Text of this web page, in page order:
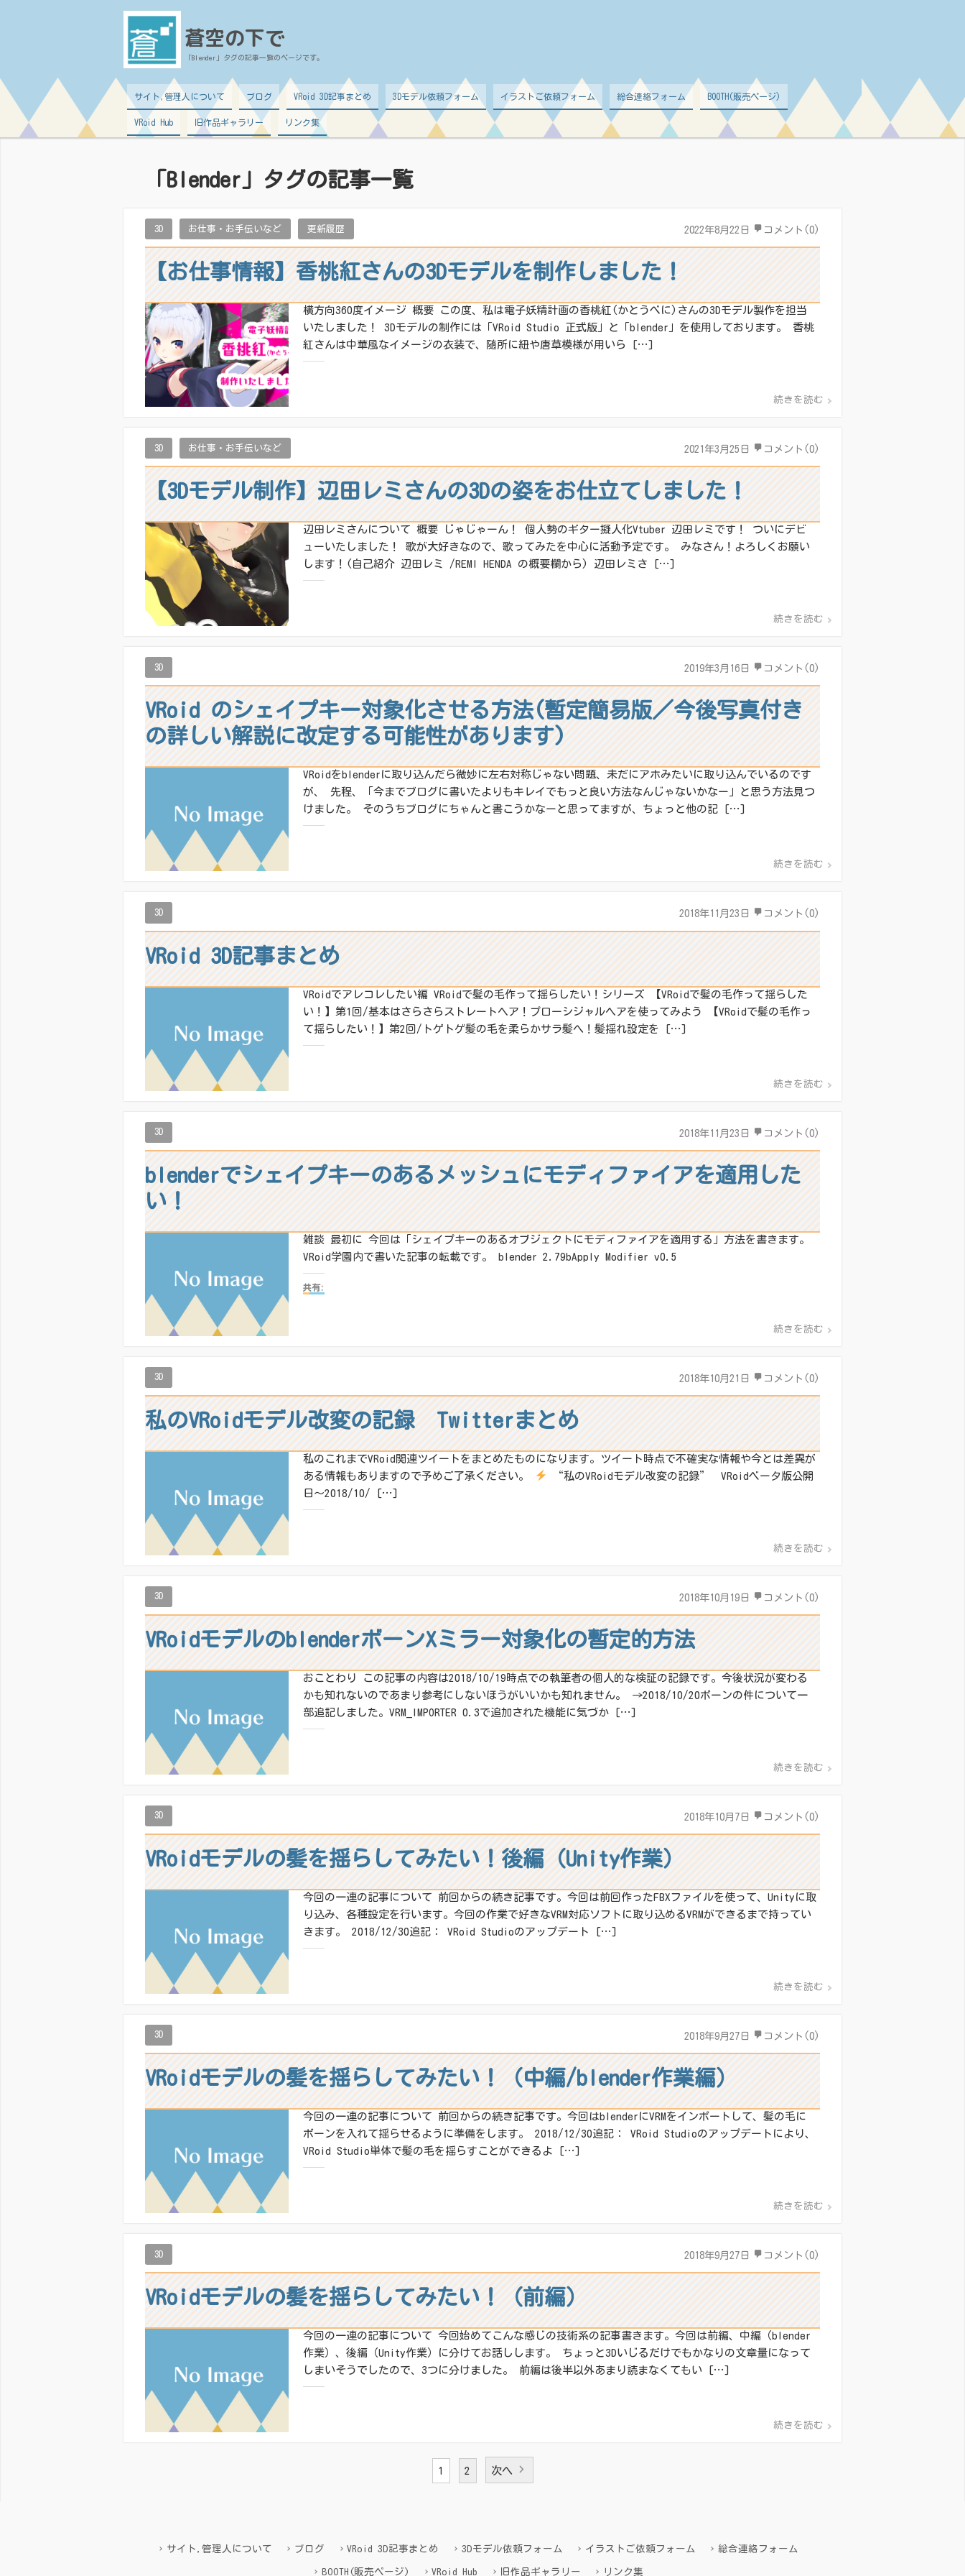
蒼空の下で
「Blender 」タグの記事一覧のページです。
サイト,管理人について ブログ VRoid 3D記事まとめ 3Dモデル依頼フォーム イラストご依頼フォーム 総合連絡フォーム BOOTH(販売ページ)
VRoid Hub 旧作品ギャラリー リンク集
Blender 」タグの記事一覧
3D お仕事・お手伝いなど 更新履歴 2022年8月22日 コメント(0)
【お仕事情報】香桃紅さんの3Dモデルを制作しました！
横方向360度イメージ 概要 この度、私は電子妖精計画の香桃紅(かとうべに)さんの3Dモデル製作を担当
いたしました！ 3Dモデルの制作には「VRoid Studio 正式版」と「blender」を使用しております。 香桃
紅さんは中華風なイメージの衣装で、随所に紐や唐草模様が用いら […]
続きを読む
3D お仕事・お手伝いなど 2021年3月25日 コメント(0)
【3Dモデル制作】辺田レミさんの3Dの姿をお仕立てしました！
辺田レミさんについて 概要 じゃじゃーん！ 個人勢のギター擬人化Vtuber 辺田レミです！ ついにデビ
ューいたしました！ 歌が大好きなので、歌ってみたを中心に活動予定です。 みなさん！よろしくお願い
します！(自己紹介 辺田レミ /REMI HENDA の概要欄から) 辺田レミさ […]
続きを読む
3D 2019年3月16日 コメント(0)
VRoid のシェイプキー対象化させる方法(暫定簡易版／今後写真付き
の詳しい解説に改定する可能性があります)
VRoidをblenderに取り込んだら微妙に左右対称じゃない問題、未だにアホみたいに取り込んでいるのです
が、 先程、「今までブログに書いたよりもキレイでもっと良い方法なんじゃないかなー」と思う方法見つ
けました。 そのうちブログにちゃんと書こうかなーと思ってますが、ちょっと他の記 […]
続きを読む
3D 2018年11月23日 コメント(0)
VRoid 3D記事まとめ
VRoidでアレコレしたい編 VRoidで髪の毛作って揺らしたい！シリーズ 【VRoidで髪の毛作って揺らした
い！】第1回/基本はさらさらストレートヘア！プローシジャルヘアを使ってみよう 【VRoidで髪の毛作っ
て揺らしたい！】第2回/トゲトゲ髪の毛を柔らかサラ髪へ！髪揺れ設定を […]
続きを読む
3D 2018年11月23日 コメント(0)
blenderでシェイプキーのあるメッシュにモディファイアを適用した
い！
雑談 最初に 今回は「シェイプキーのあるオブジェクトにモディファイアを適用する」方法を書きます。
VRoid学園内で書いた記事の転載です。 blender 2.79bApply Modifier v0.5
共有:
続きを読む
3D 2018年10月21日 コメント(0)
私のVRoidモデル改変の記録 Twitterまとめ
私のこれまでVRoid関連ツイートをまとめたものになります。ツイート時点で不確実な情報や今とは差異が
ある情報もありますので予めご了承ください。
“私のVRoidモデル改変の記録” VRoidベータ版公開
日～2018/10/ […]
続きを読む
3D 2018年10月19日 コメント(0)
VRoidモデルのblenderボーンXミラー対象化の暫定的方法
おことわり この記事の内容は2018/10/19時点での執筆者の個人的な検証の記録です。今後状況が変わる
かも知れないのであまり参考にしないほうがいいかも知れません。 →2018/10/20ボーンの件について一
部追記しました。VRM_IMPORTER 0.3で追加された機能に気づか […]
続きを読む
3D 2018年10月7日 コメント(0)
VRoidモデルの髪を揺らしてみたい！後編（Unity作業）
今回の一連の記事について 前回からの続き記事です。今回は前回作ったFBXファイルを使って、Unityに取
り込み、各種設定を行います。今回の作業で好きなVRM対応ソフトに取り込めるVRMができるまで持ってい
きます。 2018/12/30追記： VRoid Studioのアップデート […]
続きを読む
3D 2018年9月27日 コメント(0)
VRoidモデルの髪を揺らしてみたい！（中編/blender作業編）
今回の一連の記事について 前回からの続き記事です。今回はblenderにVRMをインポートして、髪の毛に
ボーンを入れて揺らせるように準備をします。 2018/12/30追記： VRoid Studioのアップデートにより、
VRoid Studio単体で髪の毛を揺らすことができるよ […]
続きを読む
3D 2018年9月27日 コメント(0)
VRoidモデルの髪を揺らしてみたい！（前編）
今回の一連の記事について 今回始めてこんな感じの技術系の記事書きます。今回は前編、中編（blender
作業）、後編（Unity作業）に分けてお話しします。 ちょっと3Dいじるだけでもかなりの文章量になって
しまいそうでしたので、3つに分けました。 前編は後半以外あまり読まなくてもい […]
続きを読む
1 2 次へ
サイト,管理人について ブログ VRoid 3D記事まとめ 3Dモデル依頼フォーム イラストご依頼フォーム 総合連絡フォーム
BOOTH(販売ページ) VRoid Hub 旧作品ギャラリー リンク集